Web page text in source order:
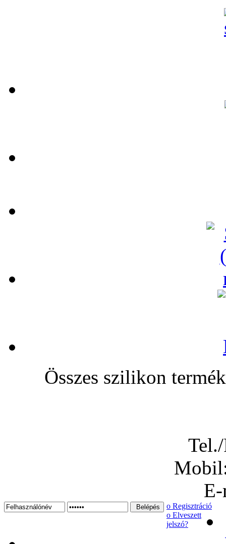
Összes szilikon
ο Regisztráció
ο Elveszett
jelszó?